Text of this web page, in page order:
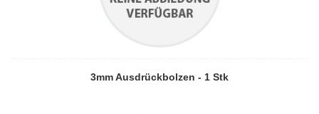
3mm Ausdrückbolzen - 1 Stk